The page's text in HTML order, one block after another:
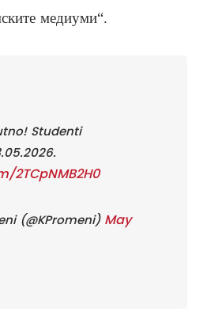
медиуми“.
Studenti
2TCpNMB2H0
(@KPromeni) May